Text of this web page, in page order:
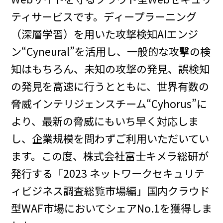
ティサービスです。ディープラーニング
（深層学習）を用いた攻撃検知AIエンジ
ン“Cyneural”を活用し、一般的な攻撃の検
知はもちろん、未知の攻撃の発見、誤検知
の発見を高速に行うとともに、世界有数の
脅威インテリジェンスチーム“Cyhorus”に
より、最新の脅威にもいち早く対応しま
し、企業規模を問わずご利用いただいてい
ます。この度、株式会社富士キメラ総研が
発行する「2023 ネットワークセキュリテ
ィビジネス調査総覧市場編」国内クラウド
型WAF市場においてシェアNo.1を獲得しま